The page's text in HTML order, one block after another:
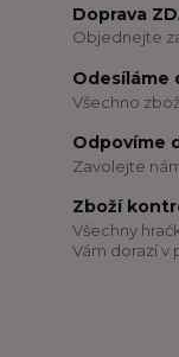
Doprava
Objednejte
Odesíláme
Všechno
Odpovíme
Zavolejte
Zboží
Všechny
Vám dorazí v